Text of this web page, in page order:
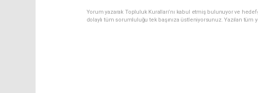
Yorum yazarak Topluluk Kuralları’nı kabul etmiş bulunuyor ve
dolaylı tüm sorumluluğu tek başınıza üstleniyorsunuz. Yazılan